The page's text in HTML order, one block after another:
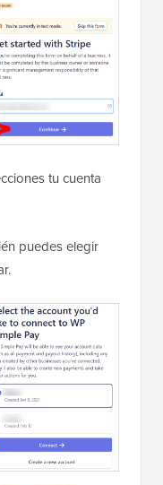
tu cuenta
puedes elegir